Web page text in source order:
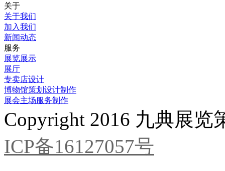
关于
关于我们
加入我们
新闻动态
服务
展览展示
展厅
专卖店设计
博物馆策划设计制作
展会主场服务制作
Copyright 2016 九典展
ICP备16127057号